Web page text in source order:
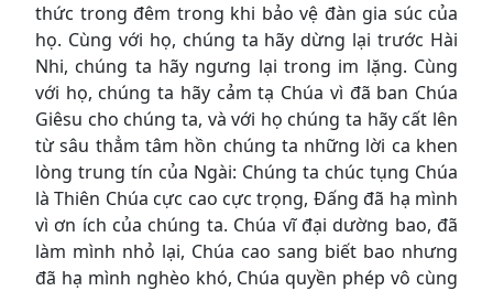
thức trong đêm trong khi bảo vệ đàn gia súc của
họ. Cùng với họ, chúng ta hãy dừng lại trước Hài
Nhi, chúng ta hãy ngưng lại trong im lặng. Cùng
với họ, chúng ta hãy cảm tạ Chúa vì đã ban Chúa
Giêsu cho chúng ta, và với họ chúng ta hãy cất lên
từ sâu thẳm tâm hồn chúng ta những lời ca khen
lòng trung tín của Ngài: Chúng ta chúc tụng Chúa
là Thiên Chúa cực cao cực trọng, Đấng đã hạ mình
vì ơn ích của chúng ta. Chúa vĩ đại dường bao, đã
làm mình nhỏ lại, Chúa cao sang biết bao nhưng
đã hạ mình nghèo khó, Chúa quyền phép vô cùng